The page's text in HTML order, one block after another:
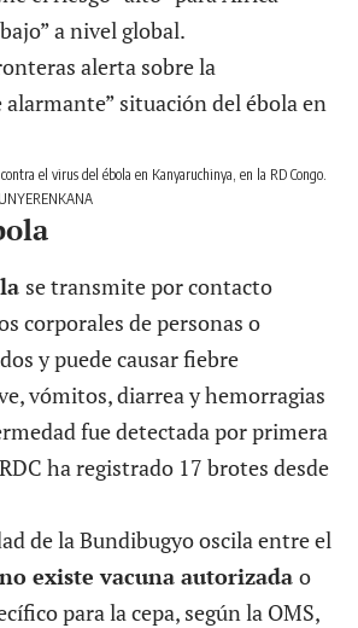
a nivel global.
el virus del ébola en Kanyaruchinya, en la RD Congo.
se transmite por contacto
corporales de personas o
y puede causar fiebre
vómitos, diarrea y hemorragias
fue detectada por primera
ha registrado 17 brotes desde
de la Bundibugyo oscila entre el
no existe vacuna autorizada o
para la cepa, según la OMS,